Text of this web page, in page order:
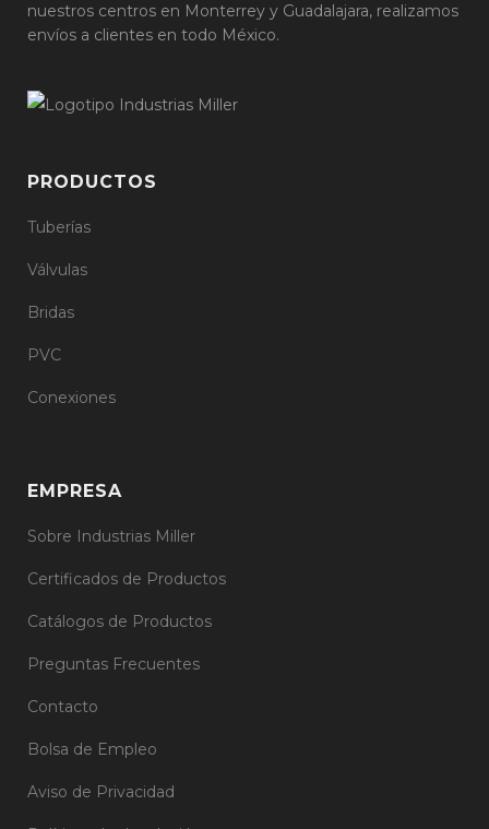
nuestros centros en Monterrey y Guadalajara, realizamos
envíos a clientes en todo México.
PRODUCTOS
Tuberías
Válvulas
Bridas
PVC
Conexiones
EMPRESA
Sobre Industrias Miller
Certificados de Productos
Catálogos de Productos
Preguntas Frecuentes
Contacto
Bolsa de Empleo
Aviso de Privacidad